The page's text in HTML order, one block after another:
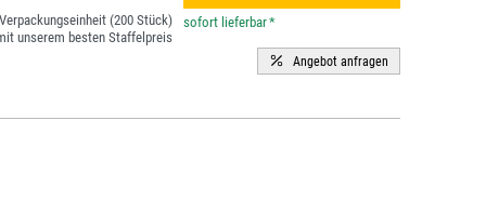
(200 Stück)
unserem besten Staffelpreis
*